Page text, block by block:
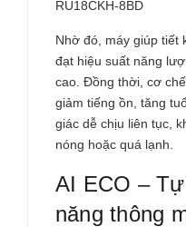
Nhờ đó, máy giúp tiết
đạt hiệu suất năng
cao. Đồng thời, cơ
giảm tiếng ồn, tăng
giác dễ chịu liên tục,
nóng hoặc quá lạnh.
AI ECO –
năng thông